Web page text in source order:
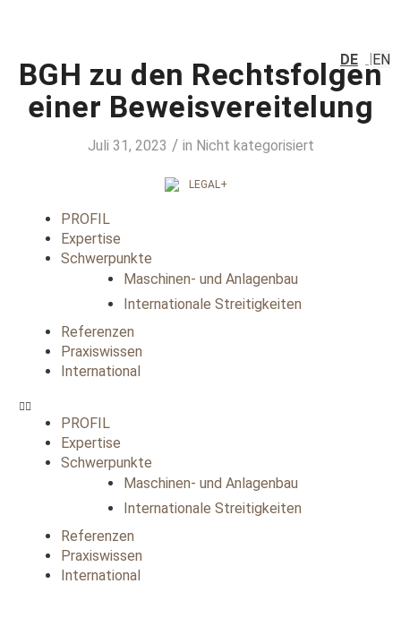
BGH zu den Rechtsfolgen
einer Beweisvereitelung
Juli 31, 2023 / in Nicht kategorisiert
PROFIL
Expertise
Schwerpunkte
Maschinen- und Anlagenbau
Internationale Streitigkeiten
Referenzen
Praxiswissen
International
PROFIL
Expertise
Schwerpunkte
Maschinen- und Anlagenbau
Internationale Streitigkeiten
Referenzen
Praxiswissen
International
DE EN